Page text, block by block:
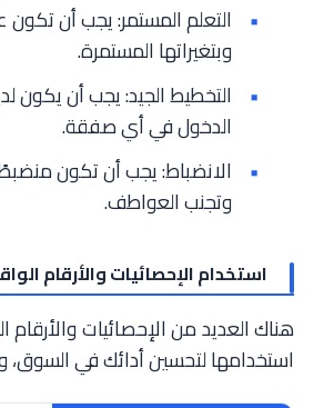
التعلم المستمر: يجب أن تكون
وبتغيراتها المستمرة.
التخطيط الجيد: يجب أن يكون
الدخول في أي صفقة.
الانضباط: يجب أن تكون
وتجنب العواطف.
استخدام الإحصائيات والأرقام
هناك العديد من الإحصائيات والأرقام
استخدامها لتحسين أدائك في السوق،